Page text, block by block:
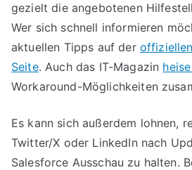
gezielt die angebotenen
Wer sich schnell informieren
aktuellen Tipps auf der
Seite. Auch das IT-Magazin
Workaround-Möglichkeiten
Es kann sich außerdem lohnen,
Twitter/X oder LinkedIn nach
Salesforce Ausschau zu halten.